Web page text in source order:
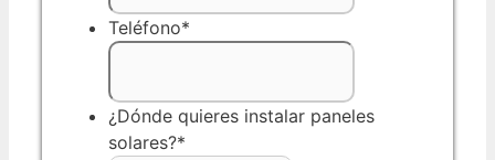
Teléfono*
¿Dónde quieres instalar paneles
solares?*